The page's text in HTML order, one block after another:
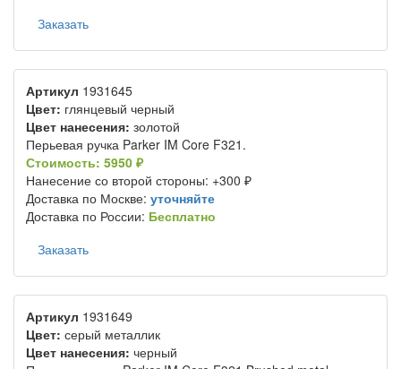
Заказать
Артикул 1931645
Цвет: глянцевый черный
Цвет нанесения: золотой
Перьевая ручка Parker IM Core F321.
Стоимость: 5950 ₽
Нанесение со второй стороны: +300 ₽
Доставка по Москве: уточняйте
Доставка по России: Бесплатно
Заказать
Артикул 1931649
Цвет: серый металлик
Цвет нанесения: черный